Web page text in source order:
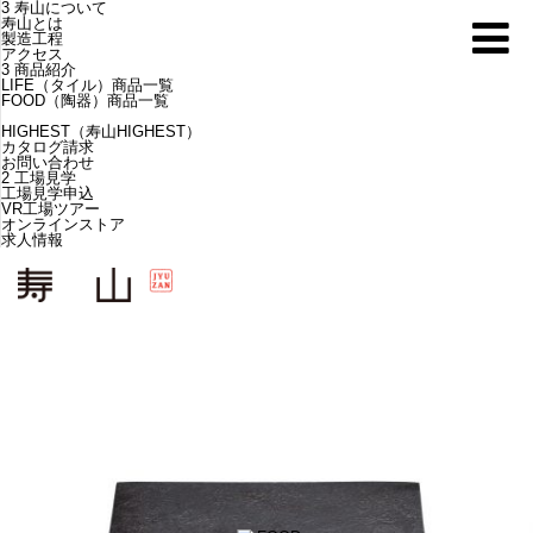
3 寿山について
寿山とは
製造工程
アクセス
3 商品紹介
LIFE（タイル）商品一覧
FOOD（陶器）商品一覧
HIGHEST（寿山HIGHEST）
カタログ請求
お問い合わせ
2 工場見学
工場見学申込
VR工場ツアー
オンラインストア
求人情報